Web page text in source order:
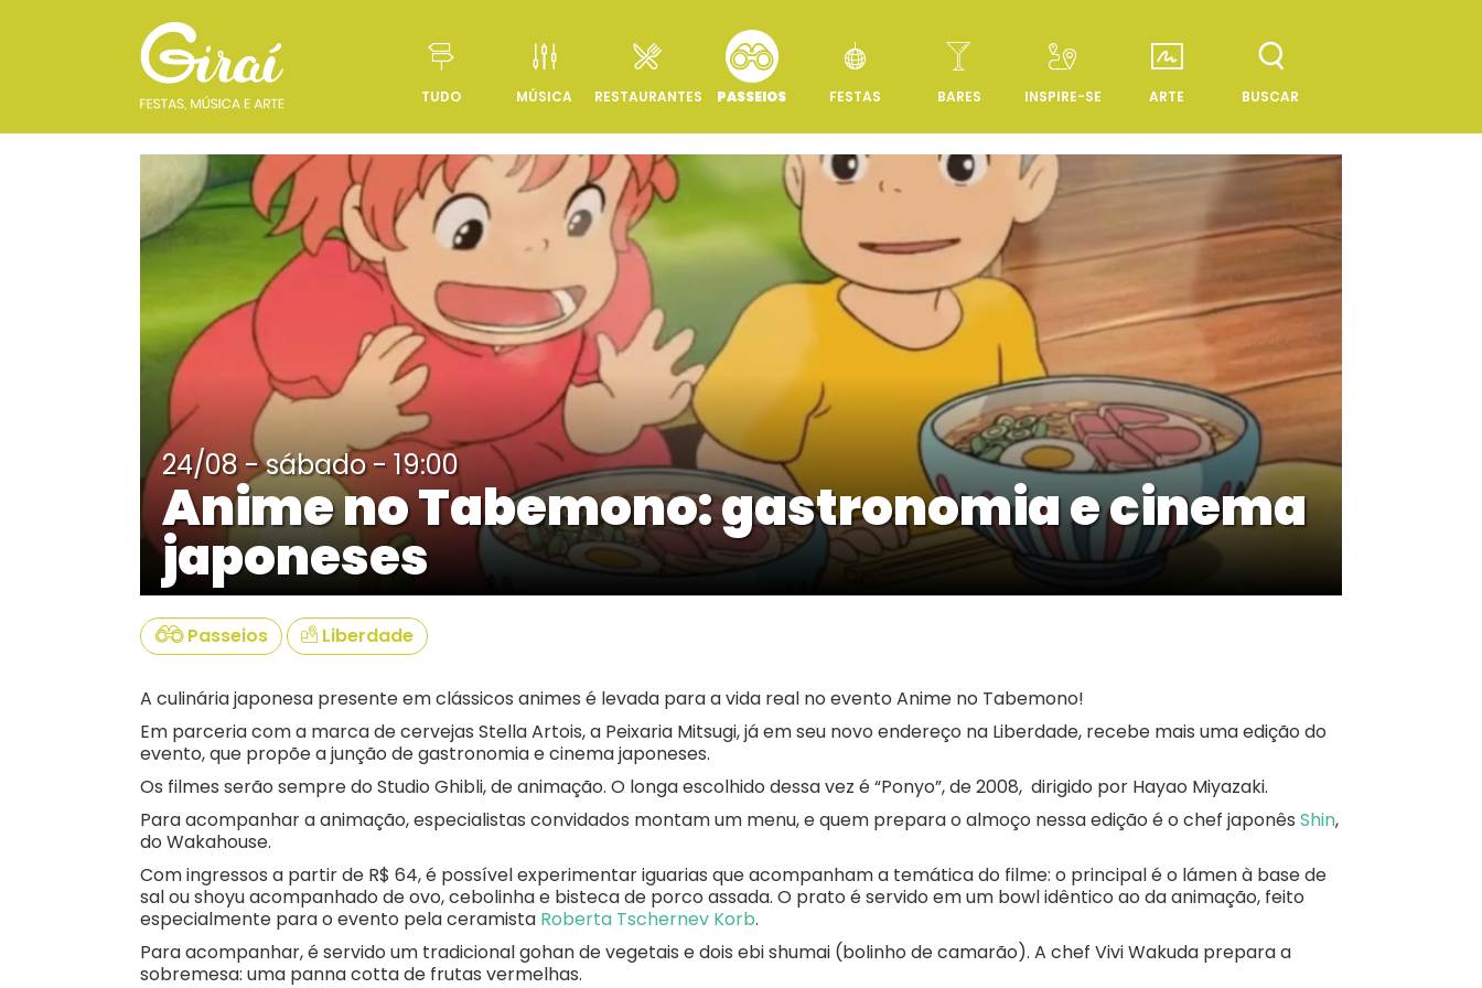
Pular para o conteúdo
TUDO MÚSICA RESTAURANTES PASSEIOS FESTAS BARES INSPIRE-SE ARTE BUSCAR
24/08 - sábado - 19:00
Anime no Tabemono: gastronomia e cinema
japoneses
Passeios Liberdade
A culinária japonesa presente em clássicos animes é levada para a vida real no evento Anime no Tabemono!
Em parceria com a marca de cervejas Stella Artois, a Peixaria Mitsugi, já em seu novo endereço na Liberdade, recebe mais uma edição do
evento, que propõe a junção de gastronomia e cinema japoneses.
Os filmes serão sempre do Studio Ghibli, de animação. O longa escolhido dessa vez é “Ponyo”, de 2008, dirigido por Hayao Miyazaki.
Para acompanhar a animação, especialistas convidados montam um menu, e quem prepara o almoço nessa edição é o chef japonês Shin,
do Wakahouse.
Com ingressos a partir de R$ 64, é possível experimentar iguarias que acompanham a temática do filme: o principal é o lámen à base de
sal ou shoyu acompanhado de ovo, cebolinha e bisteca de porco assada. O prato é servido em um bowl idêntico ao da animação, feito
especialmente para o evento pela ceramista Roberta Tschernev Korb.
Para acompanhar, é servido um tradicional gohan de vegetais e dois ebi shumai (bolinho de camarão). A chef Vivi Wakuda prepara a
sobremesa: uma panna cotta de frutas vermelhas.